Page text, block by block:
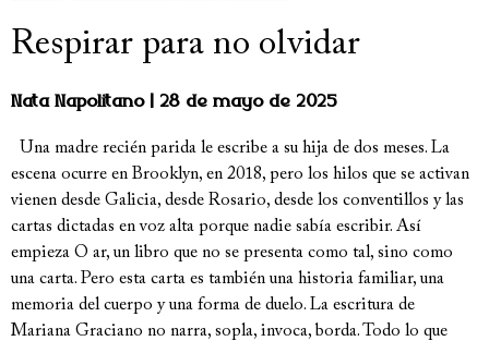
Respirar para no olvidar
Nata Napolitano 28 de mayo de 2025
Una madre recién parida le escribe a su hija de dos meses. La
escena ocurre en Brooklyn, en 2018, pero los hilos que se activan
vienen desde Galicia, desde Rosario, desde los conventillos y las
cartas dictadas en voz alta porque nadie sabía escribir. Así
empieza O ar, un libro que no se presenta como tal, sino como
una carta. Pero esta carta es también una historia familiar, una
memoria del cuerpo y una forma de duelo. La escritura de
Mariana Graciano no narra, sopla, invoca, borda. Todo lo que